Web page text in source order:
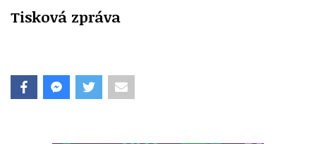
Tisková zpráva